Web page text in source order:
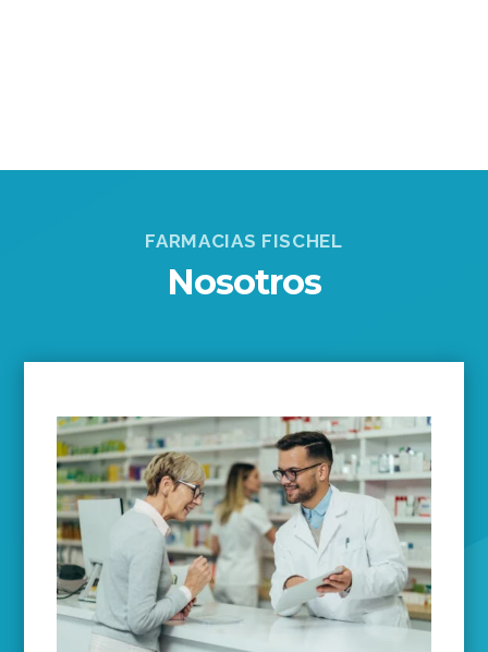
FARMACIAS FISCHEL
Nosotros